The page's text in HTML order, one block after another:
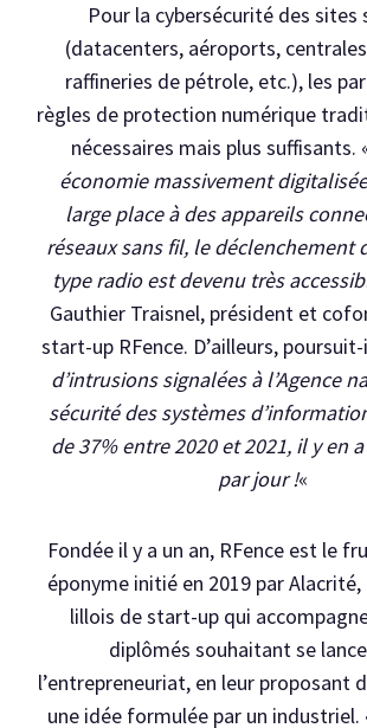
Pour la cybersécurité des sites
(datacenters, aéroports,
raffineries de pétrole, etc.), les
règles de protection numérique
nécessaires mais plus suffisants.
économie massivement
large place à des appareils
réseaux sans fil, le déclenchement
type radio est devenu très
Gauthier Traisnel, président et
start-up RFence. D’ailleurs, poursuit-
d’intrusions signalées à l’Agence
sécurité des systèmes
de 37% entre 2020 et 2021, il y en
par jour !«
Fondée il y a un an, RFence est le
éponyme initié en 2019 par
lillois de start-up qui
diplômés souhaitant se
l’entrepreneuriat, en leur proposant
une idée formulée par un industriel.